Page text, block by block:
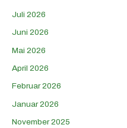
Juli 2026
Juni 2026
Mai 2026
April 2026
Februar 2026
Januar 2026
November 2025